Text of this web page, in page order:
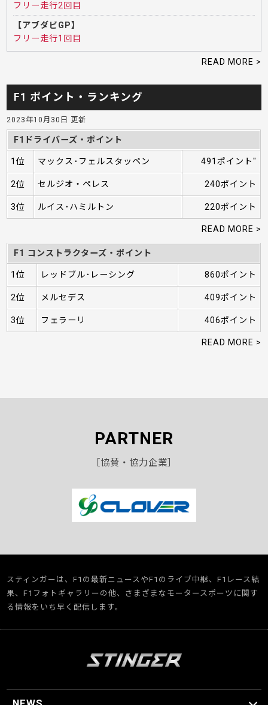
フリー走行2回目
【アブダビGP】
フリー走行1回目
READ MORE >
F1 ポイント・ランキング
2023年10月30日 更新
F1ドライバーズ・ポイント
1位 マックス･フェルスタッペン 491ポイント"
2位 セルジオ・ペレス 240ポイント
3位 ルイス･ハミルトン 220ポイント
READ MORE >
F1 コンストラクターズ・ポイント
1位 レッドブル･レーシング 860ポイント
2位 メルセデス 409ポイント
3位 フェラーリ 406ポイント
READ MORE >
PARTNER
［協賛・協力企業］
スティンガーは、F1の最新ニュースやF1のライブ中継、F1レース結
果、F1フォトギャラリーの他、さまざまなモータースポーツに関す
る情報をいち早く配信します。